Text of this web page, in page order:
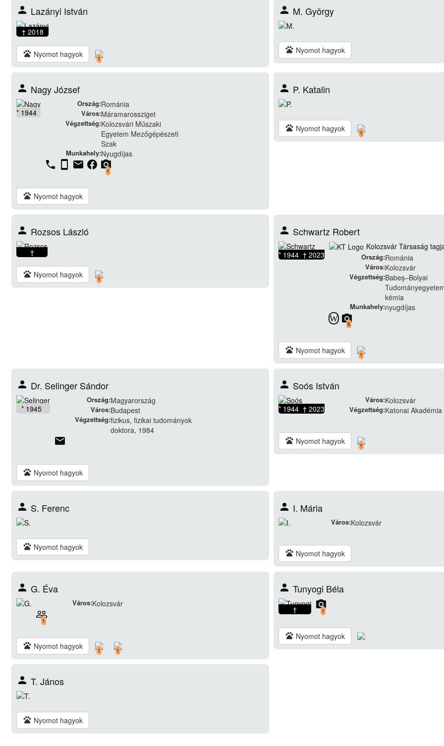
person Lazányi István
† 2018
pets Nyomot hagyok 1
person M. György
pets Nyomot hagyok
person Nagy József
* 1944
Ország:Románia
Város:Máramarossziget
Végzettség:Kolozsvári Műszaki
Egyetem Mezőgépészeti
Szak
Munkahely:Nyugdíjas
phone stay_current_portrait email facebook camera_alt
1
pets Nyomot hagyok
person P. Katalin
pets Nyomot hagyok 1
person Rozsos László
†
pets Nyomot hagyok 1
person Schwartz Robert
* 1944 † 2023
Kolozsvár Társaság
Ország:Románia
Város:Kolozsvár
Végzettség:Babeș–Bolyai
kémia
Munkahely:nyugdíjas
W camera_alt
5
pets Nyomot hagyok 1
person Dr. Selinger Sándor
* 1945
Ország:Magyarország
Város:Budapest
Végzettség:fizikus, fizikai tudományok
doktora, 1984
email
pets Nyomot hagyok
person Soós István
* 1944 † 2023
Város:Kolozsvár
Végzettség:Katonai Akadémia
pets Nyomot hagyok 1
person S. Ferenc
pets Nyomot hagyok
person I. Mária
Város:Kolozsvár
pets Nyomot hagyok
person G. Éva
Város:Kolozsvár
people_outline
1
pets Nyomot hagyok 1 1
person Tunyogi Béla
† camera_alt
1
pets Nyomot hagyok
person T. János
pets Nyomot hagyok